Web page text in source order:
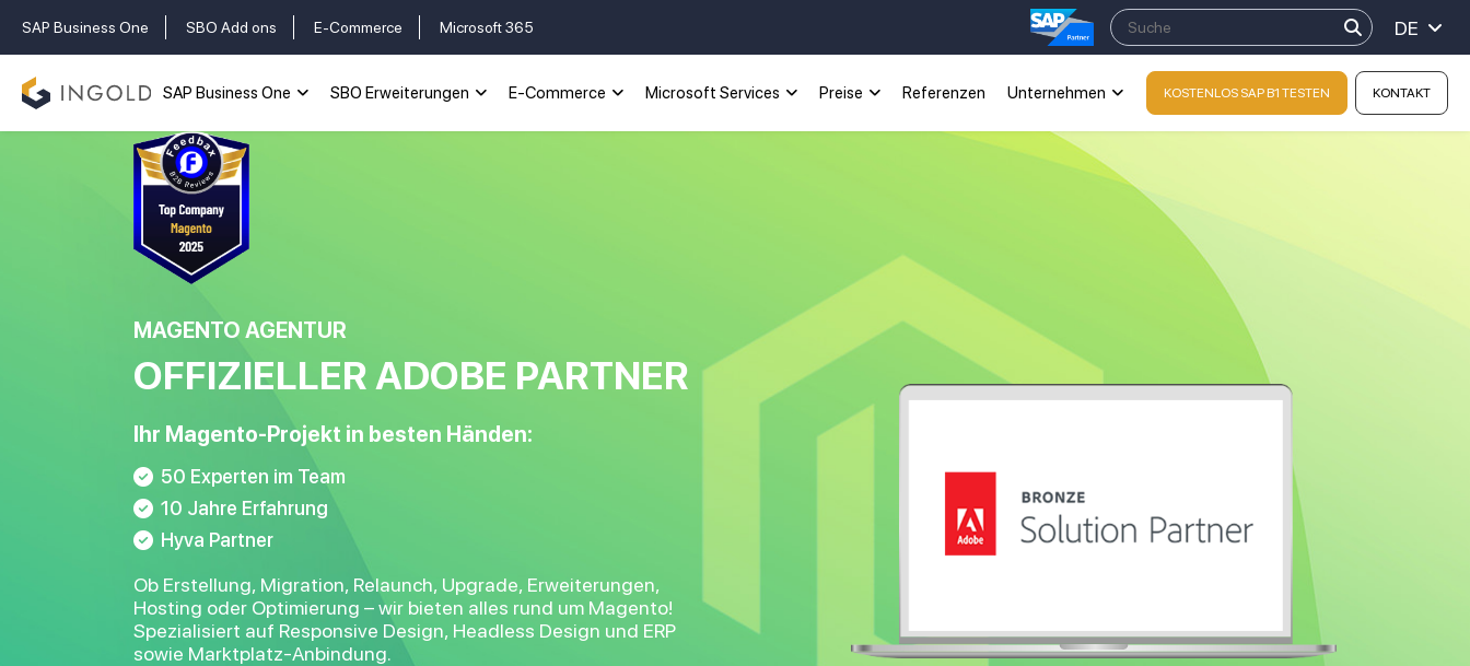
SAP Business One SBO Add ons E-Commerce Microsoft 365 DE
SAP Business One SBO Erweiterungen E-Commerce Microsoft Services Preise Referenzen Unternehmen KOSTENLOS SAP B1 TESTEN KONTAKT
MAGENTO AGENTUR
OFFIZIELLER ADOBE PARTNER
Ihr Magento-Projekt in besten Händen:
50 Experten im Team
10 Jahre Erfahrung
Hyva Partner
Ob Erstellung, Migration, Relaunch, Upgrade, Erweiterungen,
Hosting oder Optimierung – wir bieten alles rund um Magento!
Spezialisiert auf Responsive Design, Headless Design und ERP
sowie Marktplatz-Anbindung.